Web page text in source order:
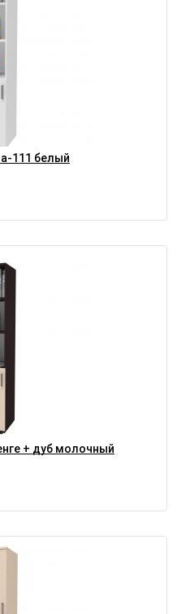
111 белый
+ дуб молочный